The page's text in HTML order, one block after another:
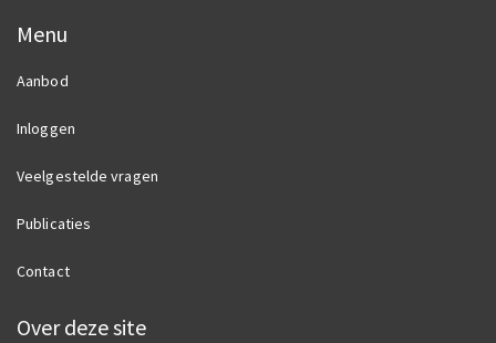
Menu
Aanbod
Inloggen
Veelgestelde vragen
Publicaties
Contact
Over deze site